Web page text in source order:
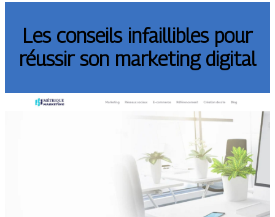
Les conseils infaillibles pour
réussir son marketing digital